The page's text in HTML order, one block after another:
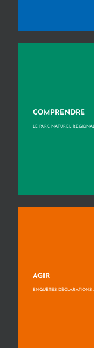
COMPRENDRE
LE PARC NATUREL
AGIR
ENQUÊTES, DÉCLARATIONS,